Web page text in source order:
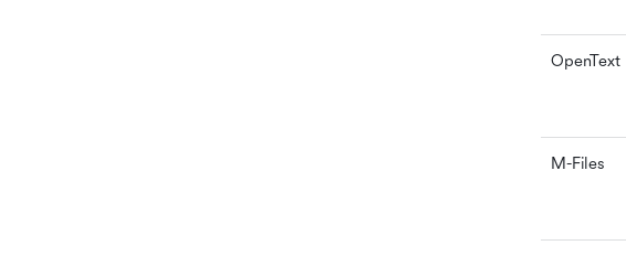
OpenText
M-Files